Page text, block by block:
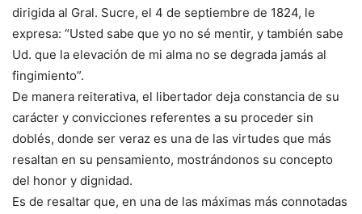
dirigida al Gral. Sucre, el 4 de septiembre de 1824, le
expresa: “Usted sabe que yo no sé mentir, y también sabe
Ud. que la elevación de mi alma no se degrada jamás al
fingimiento”.
De manera reiterativa, el libertador deja constancia de su
carácter y convicciones referentes a su proceder sin
doblés, donde ser veraz es una de las virtudes que más
resaltan en su pensamiento, mostrándonos su concepto
del honor y dignidad.
Es de resaltar que, en una de las máximas más connotadas